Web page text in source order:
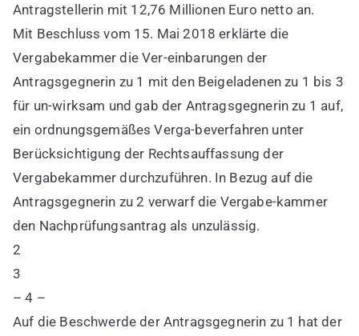
Antragstellerin mit 12,76 Millionen Euro netto an.
Mit Beschluss vom 15. Mai 2018 erklärte die
Vergabekammer die Ver-einbarungen der
Antragsgegnerin zu 1 mit den Beigeladenen zu 1 bis 3
für un-wirksam und gab der Antragsgegnerin zu 1 auf,
ein ordnungsgemäßes Verga-beverfahren unter
Berücksichtigung der Rechtsauffassung der
Vergabekammer durchzuführen. In Bezug auf die
Antragsgegnerin zu 2 verwarf die Vergabe-kammer
den Nachprüfungsantrag als unzulässig.
2
3
– 4 –
Auf die Beschwerde der Antragsgegnerin zu 1 hat der